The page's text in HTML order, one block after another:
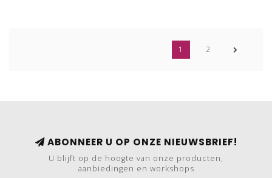
1 2
ABONNEER U OP ONZE NIEUWSBRIEF!
U blijft op de hoogte van onze producten,
aanbiedingen en workshops